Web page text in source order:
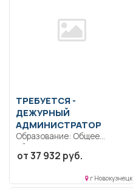
ТРЕБУЕТСЯ -
ДЕЖУРНЫЙ
АДМИНИСТРАТОР
Образование: Общее
образование.. Охрана
порядка в торговом центре..
от 37 932 руб.
г Новокузнецк